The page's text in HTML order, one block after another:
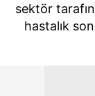
sektör
hastalık